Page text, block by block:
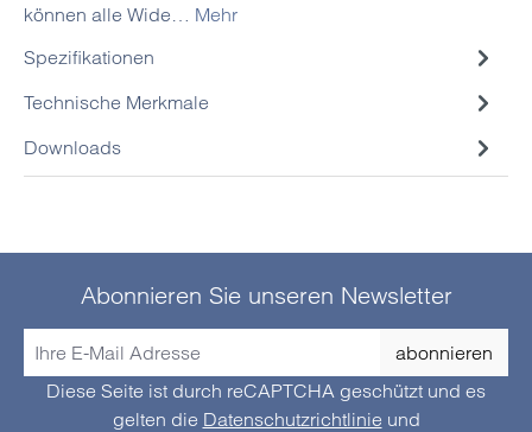
können alle Wide… Mehr
Spezifikationen
Technische Merkmale
Downloads
Abonnieren Sie unseren Newsletter
abonnieren
Diese Seite ist durch reCAPTCHA geschützt und es
gelten die Datenschutzrichtlinie und